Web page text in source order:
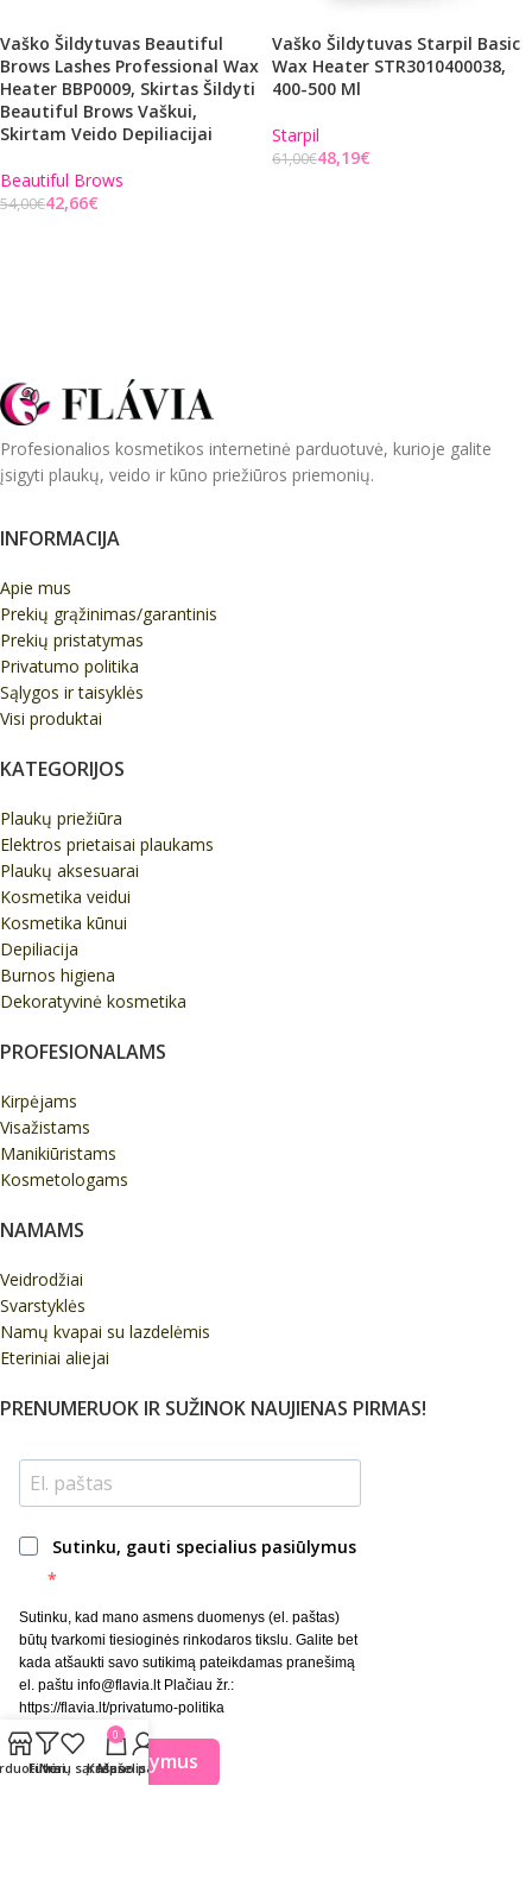
Vaško Šildytuvas Beautiful
Brows Lashes Professional Wax
Heater BBP0009, Skirtas Šildyti
Beautiful Brows Vaškui,
Skirtam Veido Depiliacijai
Beautiful Brows
54,00€42,66€
Vaško Šildytuvas Starpil Basic
Wax Heater STR3010400038,
400-500 Ml
Starpil
61,00€48,19€
Profesionalios kosmetikos internetinė parduotuvė, kurioje galite
įsigyti plaukų, veido ir kūno priežiūros priemonių.
INFORMACIJA
Apie mus
Prekių grąžinimas/garantinis
Prekių pristatymas
Privatumo politika
Sąlygos ir taisyklės
Visi produktai
KATEGORIJOS
Plaukų priežiūra
Elektros prietaisai plaukams
Plaukų aksesuarai
Kosmetika veidui
Kosmetika kūnui
Depiliacija
Burnos higiena
Dekoratyvinė kosmetika
PROFESIONALAMS
Kirpėjams
Visažistams
Manikiūristams
Kosmetologams
NAMAMS
Veidrodžiai
Svarstyklės
Namų kvapai su lazdelėmis
Eteriniai aliejai
PRENUMERUOK IR SUŽINOK NAUJIENAS PIRMAS!
Sutinku, gauti specialius pasiūlymus
Sutinku, kad mano asmens duomenys (el. paštas)
būtų tvarkomi tiesioginės rinkodaros tikslu. Galite bet
kada atšaukti savo sutikimą pateikdamas pranešimą
el. paštu info@flavia.lt Plačiau žr.:
https://flavia.lt/privatumo-politika
Gauti pasiūlymus
Filtrai
Norų sąrašas
0
Krepšelis
Mano paskyra